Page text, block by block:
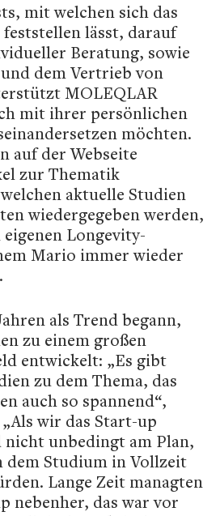
mit welchen sich das
lässt, darauf
Beratung, sowie
dem Vertrieb von
MOLEQLAR
mit ihrer persönlichen
möchten.
auf der Webseite
zur Thematik
aktuelle Studien
wiedergegeben werden,
Longevity-
Mario immer wieder
als Trend begann,
zu einem großen
entwickelt: „Es gibt
zu dem Thema, das
auch so spannend“,
wir das Start-up
unbedingt am Plan,
dem Studium in Vollzeit
Lange Zeit managten
nebenher, das war vor